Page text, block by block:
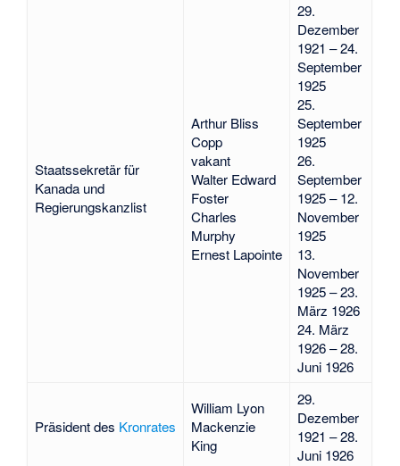
Staatssekretär für
Kanada und
Regierungskanzlist
Arthur Bliss
Copp
vakant
Walter Edward
Foster
Charles
Murphy
Ernest Lapointe
29.
Dezember
1921 – 24.
September
1925
25.
September
1925
26.
September
1925 – 12.
November
1925
13.
November
1925 – 23.
März 1926
24. März
1926 – 28.
Juni 1926
Präsident des Kronrates
William Lyon
Mackenzie
King
29.
Dezember
1921 – 28.
Juni 1926